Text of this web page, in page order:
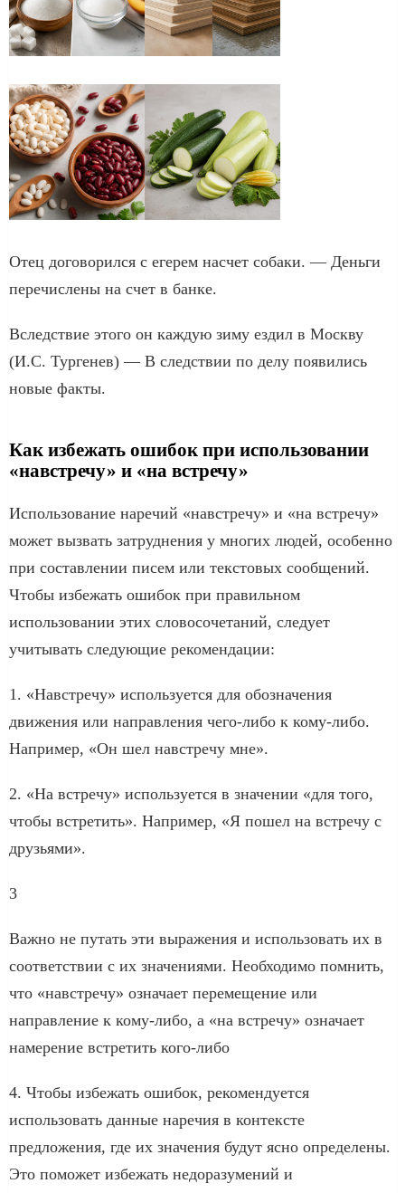
Отец дого­во­рил­ся с еге­рем насчет соба­ки. — Деньги
пере­чис­ле­ны на счет в бан­ке.
Вследствие это­го он каж­дую зиму ездил в Москву
(И.С. Тургенев) — В след­ствии по делу появи­лись
новые фак­ты.
Как избежать ошибок при использовании
«навстречу» и «на встречу»
Использование наречий «навстречу» и «на встречу»
может вызвать затруднения у многих людей, особенно
при составлении писем или текстовых сообщений.
Чтобы избежать ошибок при правильном
использовании этих словосочетаний, следует
учитывать следующие рекомендации:
1. «Навстречу» используется для обозначения
движения или направления чего-либо к кому-либо.
Например, «Он шел навстречу мне».
2. «На встречу» используется в значении «для того,
чтобы встретить». Например, «Я пошел на встречу с
друзьями».
3
Важно не путать эти выражения и использовать их в
соответствии с их значениями. Необходимо помнить,
что «навстречу» означает перемещение или
направление к кому-либо, а «на встречу» означает
намерение встретить кого-либо
4. Чтобы избежать ошибок, рекомендуется
использовать данные наречия в контексте
предложения, где их значения будут ясно определены.
Это поможет избежать недоразумений и